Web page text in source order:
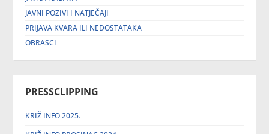
JAVNI POZIVI I NATJEČAJI
PRIJAVA KVARA ILI NEDOSTATAKA
OBRASCI
PRESSCLIPPING
KRIŽ INFO 2025.